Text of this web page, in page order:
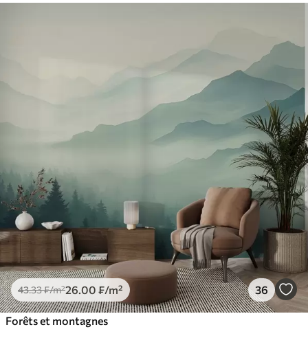
43.33₣/m²26 .00 ₣/m² 36
Forêts et montagnes